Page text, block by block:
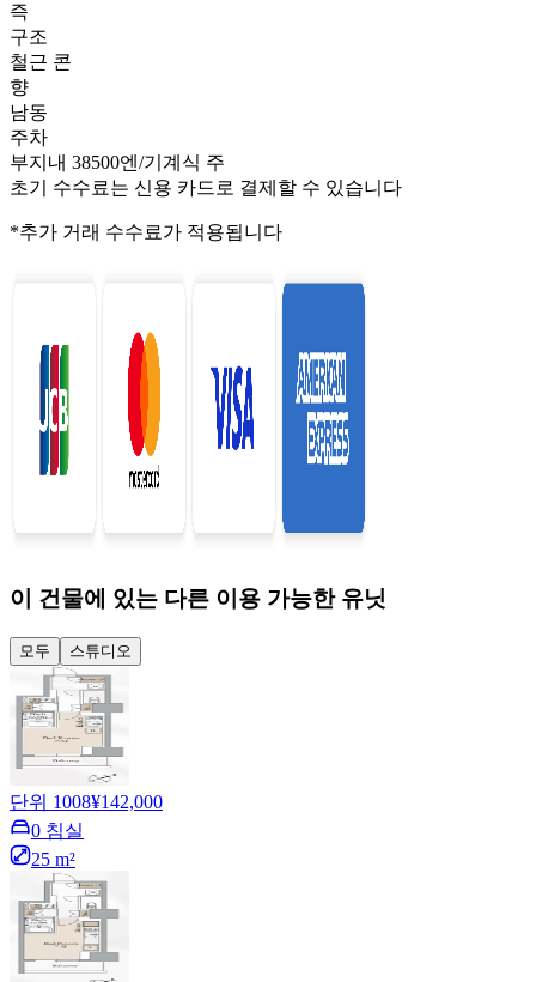
즉
구조
철근 콘
향
남동
주차
부지내 38500엔/기계식 주
초기 수수료는 신용 카드로 결제할 수 있습니다
*추가 거래 수수료가 적용됩니다
이 건물에 있는 다른 이용 가능한 유닛
모두 스튜디오
단위 1008¥142,000
0 침실
25 m²